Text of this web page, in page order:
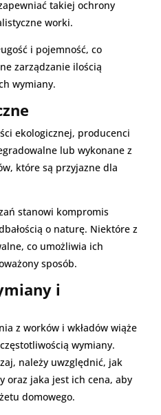
takiej ochrony
worki.
i pojemność, co
zarządzanie ilością
wymiany.
ekologicznej, producenci
lub wykonane z
które są przyjazne dla
stanowi kompromis
o naturę. Niektóre z
co umożliwia ich
sposób.
i
z worków i wkładów wiąże
wymiany.
należy uwzględnić, jak
oraz jaka jest ich cena, aby
domowego.